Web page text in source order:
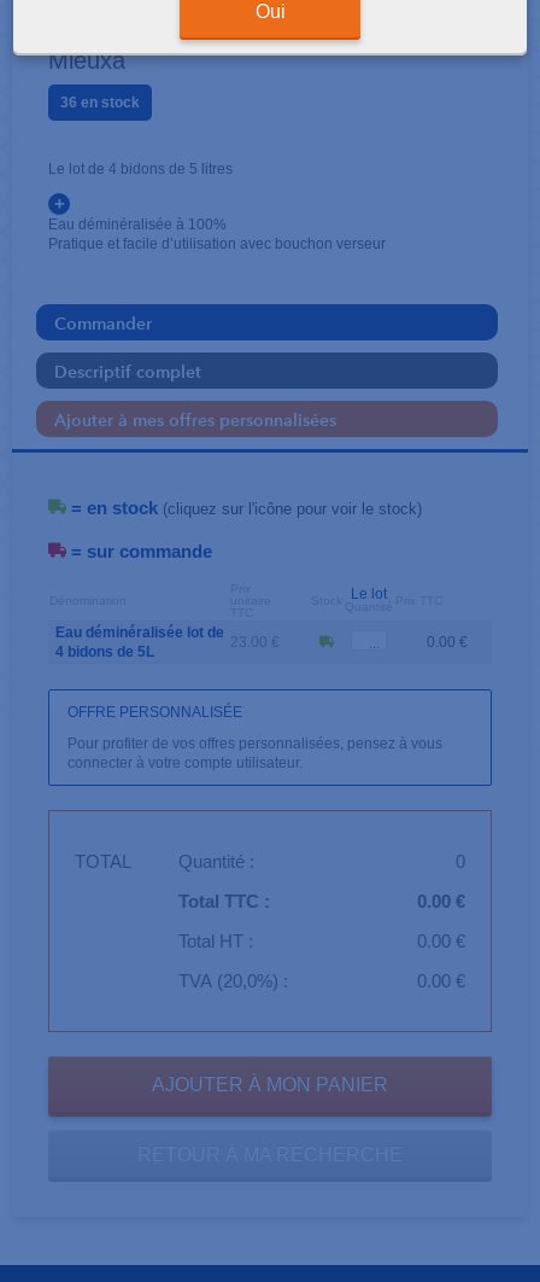
Oui
Eau déminéralisée 5 litres
Mieuxa
36 en stock
Le lot de 4 bidons de 5 litres
+
Eau déminéralisée à 100%
Pratique et facile d’utilisation avec bouchon verseur
Commander
Descriptif complet
Ajouter à mes offres personnalisées
= en stock (cliquez sur l'icône pour voir le stock)
= sur commande
Le lot
Eau déminéralisée lot de
4 bidons de 5L
23.00 € 0.00 €
OFFRE PERSONNALISÉE
Pour profiter de vos offres personnalisées, pensez à vous
connecter à votre compte utilisateur.
TOTAL Quantité :
0
Total TTC :
0.00 €
Total HT :
0.00 €
TVA (20,0%) :
0.00 €